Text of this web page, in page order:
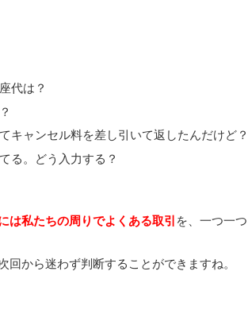
代は？
キャンセル料を差し引いて返したんだけど？
る。どう入力する？
は私たちの周りでよくある取引 を、一つ一つ
から迷わず判断することができますね。